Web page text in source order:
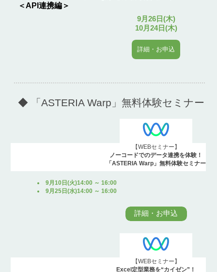
＜API連携編＞
9月26日(木)
10月24日(木)
詳細・お申込
◆ 「ASTERIA Warp」無料体験セミナー
【WEBセミナー】
ノーコードでのデータ連携を体験！
「ASTERIA Warp」無料体験セミナー
9月10日(火)14:00 ～ 16:00
9月25日(水)14:00 ～ 16:00
詳細・お申込
【WEBセミナー】
Excel定型業務を“カイゼン”！